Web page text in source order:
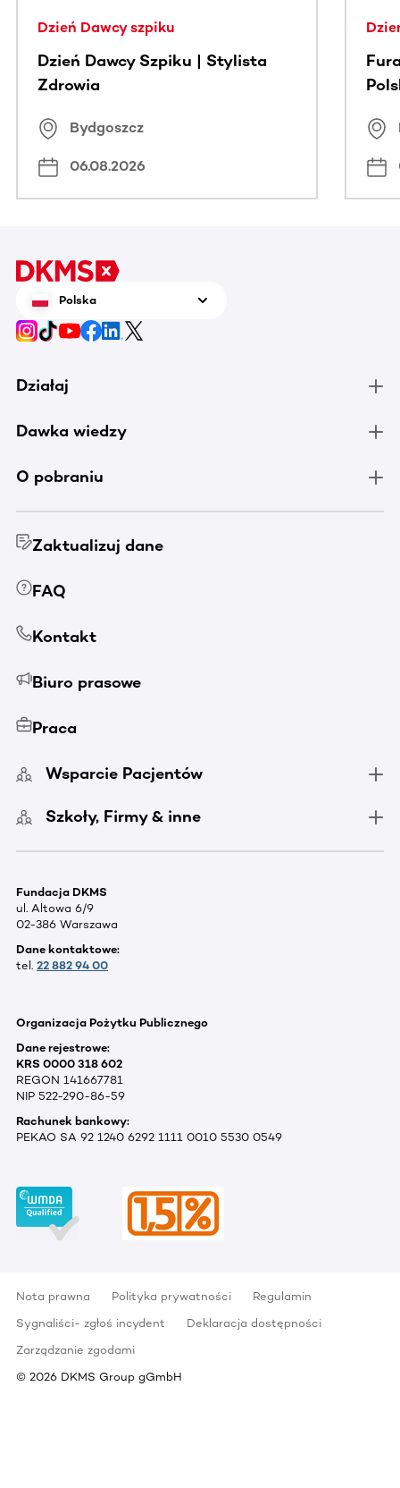
Dzień Dawcy szpiku
Dzień Dawcy Szpiku | Stylista
Zdrowia
Bydgoszcz
06.08.2026
Polska
Działaj
Dawka wiedzy
O pobraniu
Zaktualizuj dane
FAQ
Kontakt
Biuro prasowe
Praca
Wsparcie Pacjentów
Szkoły, Firmy & inne
Fundacja DKMS
ul. Altowa 6/9
02-386 Warszawa
Dane kontaktowe:
tel. 22 882 94 00
Organizacja Pożytku Publicznego
Dane rejestrowe:
KRS 0000 318 602
REGON 141667781
NIP 522-290-86-59
Rachunek bankowy:
PEKAO SA 92 1240 6292 1111 0010 5530 0549
Nota prawna Polityka prywatności
Regulamin
Sygnaliści- zgłoś incydent
Deklaracja dostępności
Zarządzanie zgodami
© 2026 DKMS Group gGmbH